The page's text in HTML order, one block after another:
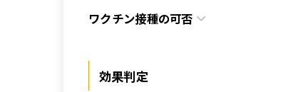
ワクチン接種の可否
効果判定